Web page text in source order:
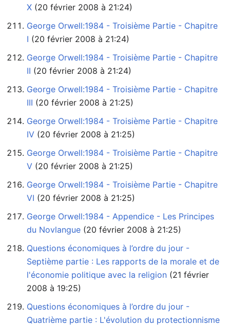
X ‏‎ (20 février 2008 à 21:24)
George Orwell:1984 - Troisième Partie - Chapitre
I ‏‎ (20 février 2008 à 21:24)
George Orwell:1984 - Troisième Partie - Chapitre
II ‏‎ (20 février 2008 à 21:24)
George Orwell:1984 - Troisième Partie - Chapitre
III ‏‎ (20 février 2008 à 21:25)
George Orwell:1984 - Troisième Partie - Chapitre
IV ‏‎ (20 février 2008 à 21:25)
George Orwell:1984 - Troisième Partie - Chapitre
V ‏‎ (20 février 2008 à 21:25)
George Orwell:1984 - Troisième Partie - Chapitre
VI ‏‎ (20 février 2008 à 21:25)
George Orwell:1984 - Appendice - Les Principes
du Novlangue ‏‎ (20 février 2008 à 21:25)
Questions économiques à l’ordre du jour -
Septième partie : Les rapports de la morale et de
l'économie politique avec la religion
2008 à 19:25)
Questions économiques à l’ordre du jour -
Quatrième partie : L'évolution du protectionnisme